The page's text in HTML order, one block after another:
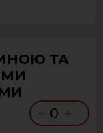
ТА
0